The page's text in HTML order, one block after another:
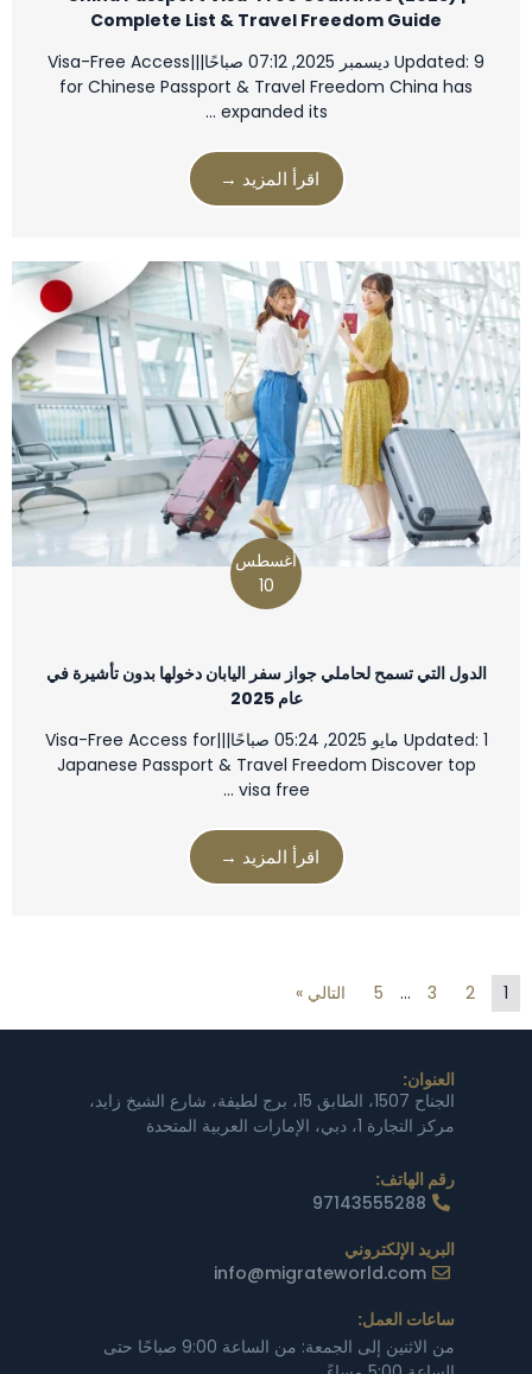
Complete List & Travel Freedom Guide
Updated: 9 ديسمبر 2025, 07:12 صباحًا|||Visa-Free Access
for Chinese Passport & Travel Freedom China has
expanded its …
اقرأ المزيد →
أغسطس
10
الدول التي تسمح لحاملي جواز سفر اليابان دخولها بدون تأشيرة في
عام 2025
Updated: 1 مايو 2025, 05:24 صباحًا|||Visa-Free Access for
Japanese Passport & Travel Freedom Discover top
visa free …
اقرأ المزيد →
1
2
3
…
5 التالي »
العنوان:
الجناح 1507، الطابق 15، برج لطيفة، شارع الشيخ زايد،
مركز التجارة 1، دبي، الإمارات العربية المتحدة
رقم الهاتف:
97143555288
البريد الإلكتروني
info@migrateworld.com
ساعات العمل:
من الاثنين إلى الجمعة: من الساعة 9:00 صباحًا حتى